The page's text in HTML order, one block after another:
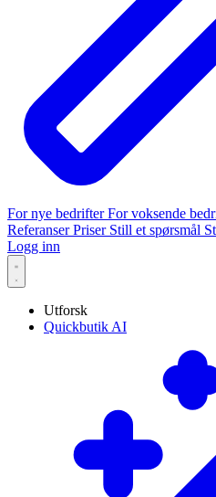
For nye bedrifterFor voksende
ReferanserPriser Still et spørsmål
Logg inn
Utforsk
Quickbutik AI